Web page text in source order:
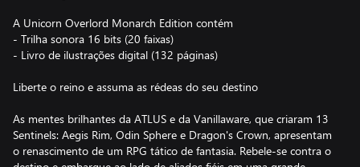
A Unicorn Overlord Monarch Edition contém
- Trilha sonora 16 bits (20 faixas)
- Livro de ilustrações digital (132 páginas)
Liberte o reino e assuma as rédeas do seu destino
As mentes brilhantes da ATLUS e da Vanillaware, que criaram 13
Sentinels: Aegis Rim, Odin Sphere e Dragon's Crown, apresentam
o renascimento de um RPG tático de fantasia. Rebele-se contra o